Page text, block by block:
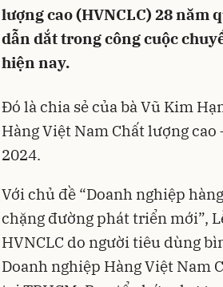
lượng cao (HVNCLC) 28 năm
dẫn dắt trong công cuộc
hiện nay.
Đó là chia sẻ của bà Vũ Kim
Hàng Việt Nam Chất lượng cao
2024.
Với chủ đề “Doanh nghiệp
chặng đường phát triển mới”,
HVNCLC do người tiêu dùng
Doanh nghiệp Hàng Việt Nam